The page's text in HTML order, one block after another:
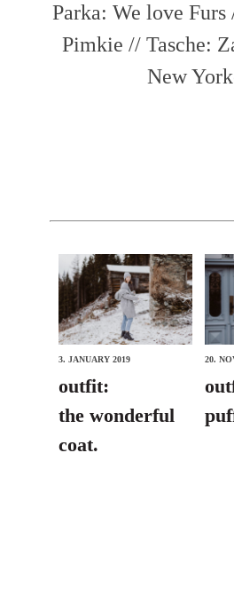
Parka: We love Furs
Pimkie // Tasche:
New
3. JANUARY 2019
outfit:
the wonderful
coat.
20.